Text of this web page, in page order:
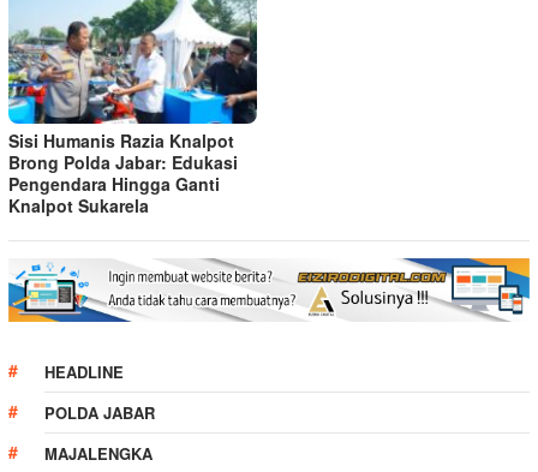
Sisi Humanis Razia Knalpot
Brong Polda Jabar: Edukasi
Pengendara Hingga Ganti
Knalpot Sukarela
HEADLINE
POLDA JABAR
MAJALENGKA